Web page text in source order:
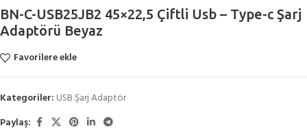
BN-C-USB25JB2 45×22,5 Çiftli Usb – Type-c Şarj
Adaptörü Beyaz
Favorilere ekle
Kategoriler: USB Şarj Adaptör
Paylaş: